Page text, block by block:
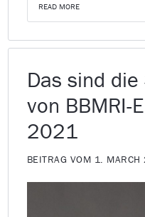
READ MORE
Das sind
von BBMRI-
2021
BEITRAG VOM 1. MARCH